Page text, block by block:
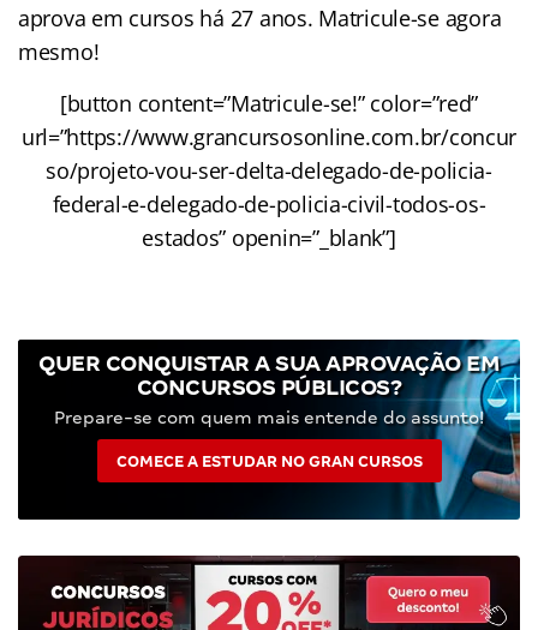
aprova em cursos há 27 anos. Matricule-se agora
mesmo!
[button content=”Matricule-se!” color=”red”
url=”https://www.grancursosonline.com.br/concur
so/projeto-vou-ser-delta-delegado-de-policia-
federal-e-delegado-de-policia-civil-todos-os-
estados” openin=”_blank”]
QUER CONQUISTAR A SUA APROVAÇÃO EM
CONCURSOS PÚBLICOS?
Prepare-se com quem mais entende do assunto!
COMECE A ESTUDAR NO GRAN CURSOS